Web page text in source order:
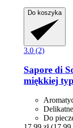
Do koszyka
3.0 (2)
Sapore di
miękkiej
Do